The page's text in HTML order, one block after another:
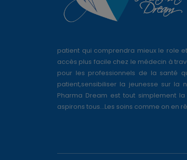
patient qui comprendra mieux le role
accès plus facile chez le médecin à
pour les professionnels de la santé
patient,sensibiliser la jeunesse sur la
Pharma Dream est tout simplement
aspirons tous...Les soins comme on en